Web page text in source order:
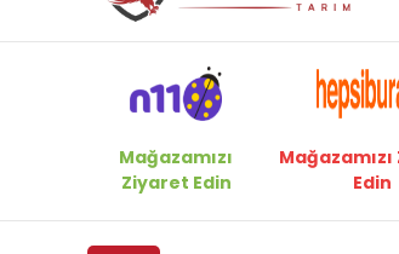
Mağazamızı
Ziyaret Edin
Edin